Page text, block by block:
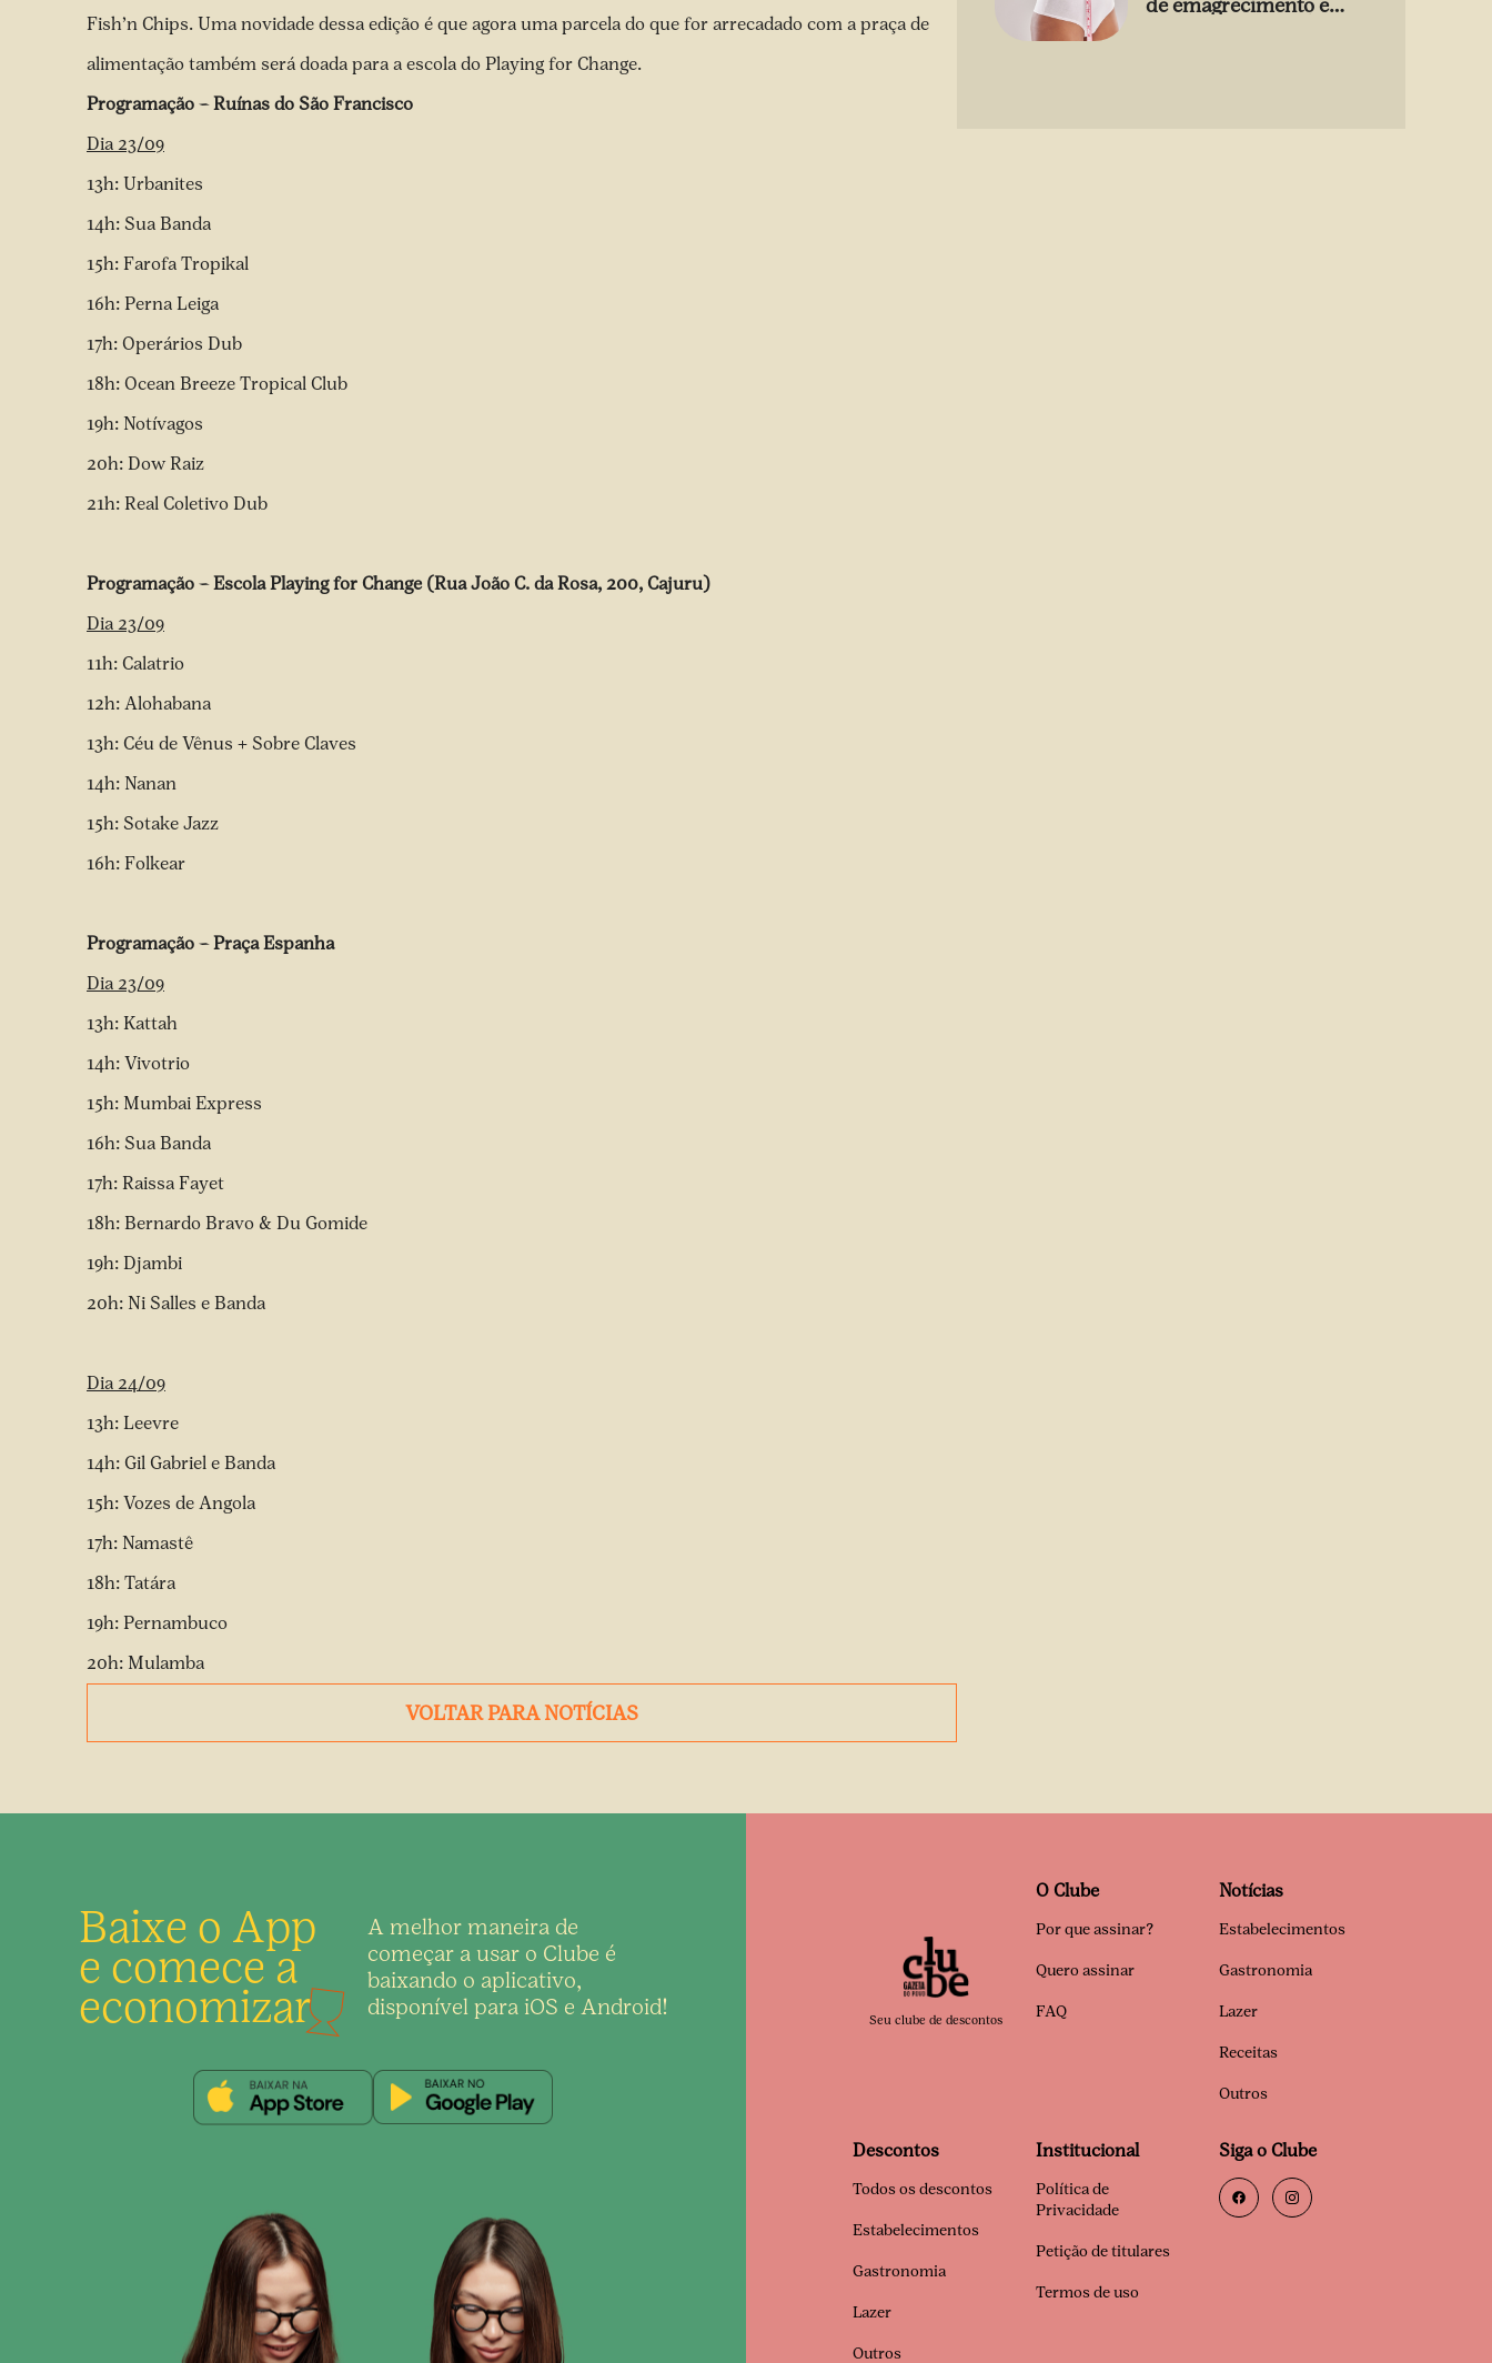
Fish’n Chips. Uma novidade dessa edição é que agora uma parcela do que for arrecadado com a praça de
alimentação também será doada para a escola do Playing for Change.
Programação – Ruínas do São Francisco
Dia 23/09
13h: Urbanites
14h: Sua Banda
15h: Farofa Tropikal
16h: Perna Leiga
17h: Operários Dub
18h: Ocean Breeze Tropical Club
19h: Notívagos
20h: Dow Raiz
21h: Real Coletivo Dub
Programação – Escola Playing for Change (Rua João C. da Rosa, 200, Cajuru)
Dia 23/09
11h: Calatrio
12h: Alohabana
13h: Céu de Vênus + Sobre Claves
14h: Nanan
15h: Sotake Jazz
16h: Folkear
Programação – Praça Espanha
Dia 23/09
13h: Kattah
14h: Vivotrio
15h: Mumbai Express
16h: Sua Banda
17h: Raissa Fayet
18h: Bernardo Bravo & Du Gomide
19h: Djambi
20h: Ni Salles e Banda
Dia 24/09
13h: Leevre
14h: Gil Gabriel e Banda
15h: Vozes de Angola
17h: Namastê
18h: Tatára
19h: Pernambuco
20h: Mulamba
VOLTAR PARA NOTÍCIAS
de emagrecimento e
estética sem uso de
Baixe o App
e comece a
economizar
A melhor maneira de
começar a usar o Clube é
baixando o aplicativo,
disponível para iOS e Android!
Seu clube de descontos
O Clube
Por que assinar?
Quero assinar
FAQ
Notícias
Estabelecimentos
Gastronomia
Lazer
Receitas
Outros
Descontos
Todos os descontos
Estabelecimentos
Gastronomia
Lazer
Outros
Institucional
Política de
Privacidade
Petição de titulares
Termos de uso
Siga o Clube